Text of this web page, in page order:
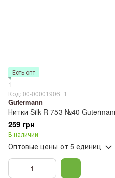
Есть опт
1
Код: 00-00001906_1
Gutermann
Нитки Silk R 753 №40
259 грн
В наличии
Оптовые цены от 5 единиц